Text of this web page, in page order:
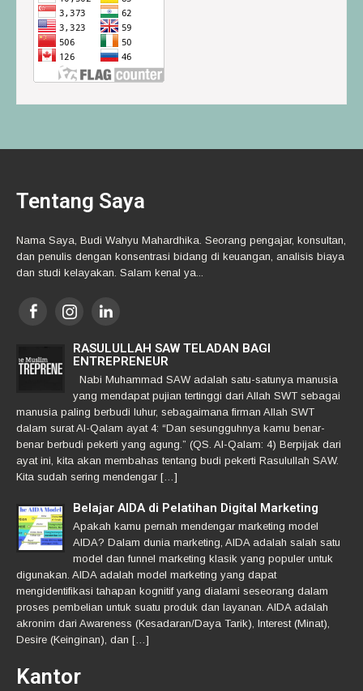
Tentang Saya
Nama Saya, Budi Wahyu Mahardhika. Seorang pengajar, konsultan,
dan penulis dengan konsentrasi bidang di keuangan, analisis biaya
dan studi kelayakan. Salam kenal ya...
RASULULLAH SAW TELADAN BAGI
ENTREPRENEUR
Nabi Muhammad SAW adalah satu-satunya manusia
yang mendapat pujian tertinggi dari Allah SWT sebagai
manusia paling berbudi luhur, sebagaimana firman Allah SWT
dalam surat Al-Qalam ayat 4: “Dan sesungguhnya kamu benar-
benar berbudi pekerti yang agung.” (QS. Al-Qalam: 4) Berpijak dari
ayat ini, kita akan membahas tentang budi pekerti Rasulullah SAW.
Kita sudah sering mendengar […]
Belajar AIDA di Pelatihan Digital Marketing
Apakah kamu pernah mendengar marketing model
AIDA? Dalam dunia marketing, AIDA adalah salah satu
model dan funnel marketing klasik yang populer untuk
digunakan. AIDA adalah model marketing yang dapat
mengidentifikasi tahapan kognitif yang dialami seseorang dalam
proses pembelian untuk suatu produk dan layanan. AIDA adalah
akronim dari Awareness (Kesadaran/Daya Tarik), Interest (Minat),
Desire (Keinginan), dan […]
Kantor